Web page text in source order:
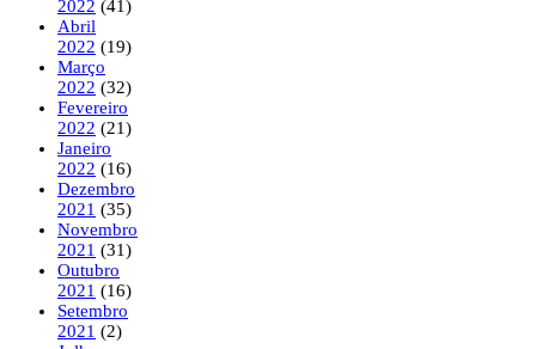
2022 (41)
Abril
2022 (19)
Março
2022 (32)
Fevereiro
2022 (21)
Janeiro
2022 (16)
Dezembro
2021 (35)
Novembro
2021 (31)
Outubro
2021 (16)
Setembro
2021 (2)